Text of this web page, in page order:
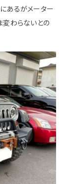
あるがメーター
変わらないとの